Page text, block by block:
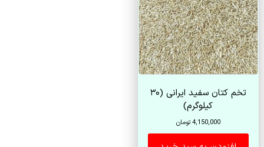
تخم کتان سفید ایرانی (۳۰
کیلوگرم)
4,150,000تومان